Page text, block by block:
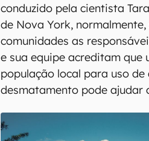
conduzido pela cientista
de Nova York,
comunidades as
e sua equipe acreditam que
população local para uso
desmatamento pode ajudar